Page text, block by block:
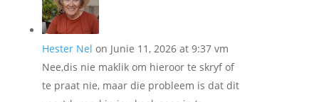
Hester Nel on Junie 11, 2026 at 9:37 vm
Nee,dis nie maklik om hieroor te skryf of
te praat nie, maar die probleem is dat dit